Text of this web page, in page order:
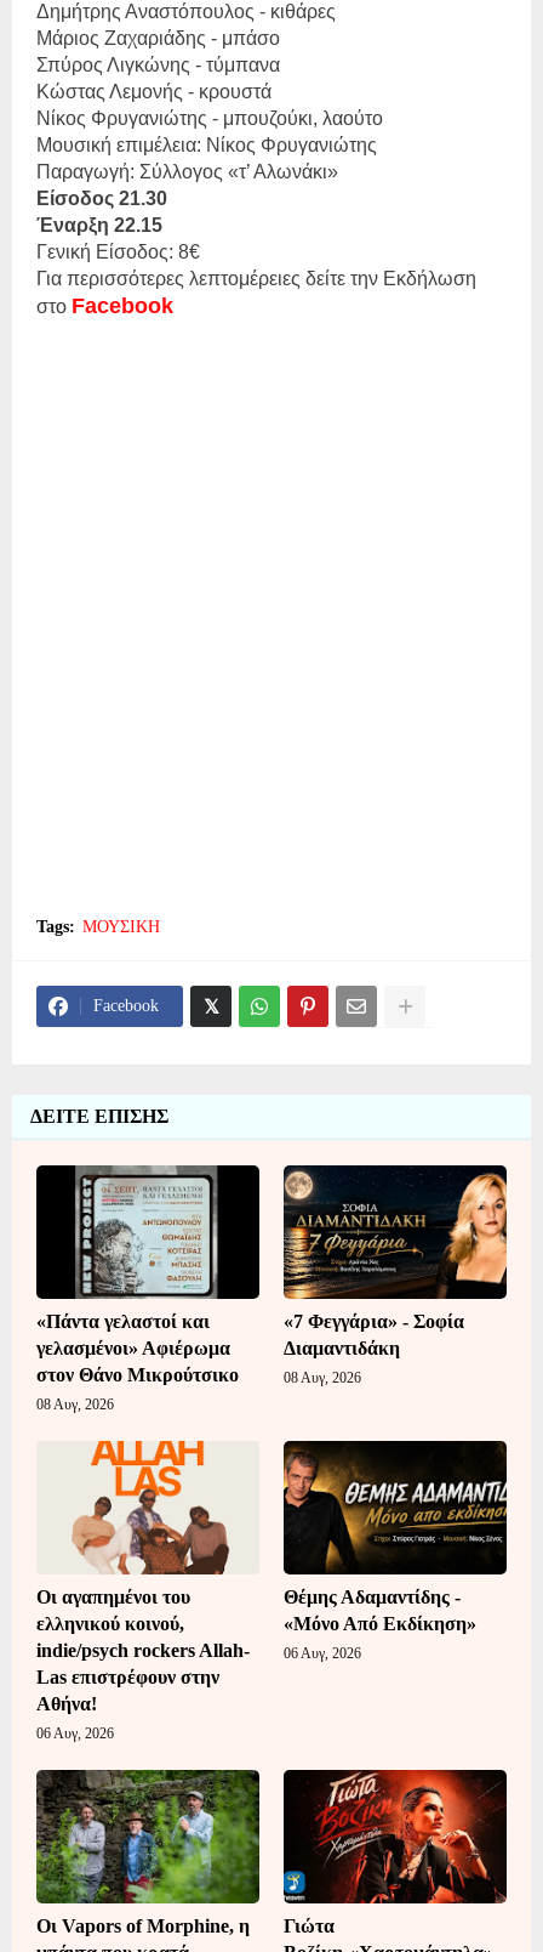
Δημήτρης Αναστόπουλος - κιθάρες
Μάριος Ζαχαριάδης - μπάσο
Σπύρος Λιγκώνης - τύμπανα
Κώστας Λεμονής - κρουστά
Νίκος Φρυγανιώτης - μπουζούκι, λαούτο
Μουσική επιμέλεια: Νίκος Φρυγανιώτης
Παραγωγή: Σύλλογος «τ’ Αλωνάκι»
Είσοδος 21.30
Έναρξη 22.15
Γενική Είσοδος: 8€
Για περισσότερες λεπτομέρειες δείτε την Εκδήλωση
στο Facebook
Tags: ΜΟΥΣΙΚΗ
Facebook
ΔΕΙΤΕ ΕΠΙΣΗΣ
«Πάντα γελαστοί και
γελασμένοι» Αφιέρωμα
στον Θάνο Μικρούτσικο
08 Αυγ, 2026
«7 Φεγγάρια» - Σοφία
Διαμαντιδάκη
08 Αυγ, 2026
Οι αγαπημένοι του
ελληνικού κοινού,
indie/psych rockers Allah-
Las επιστρέφουν στην
Αθήνα!
06 Αυγ, 2026
Θέμης Αδαμαντίδης -
«Μόνο Από Εκδίκηση»
06 Αυγ, 2026
Οι Vapors of Morphine, η
Γιώτα